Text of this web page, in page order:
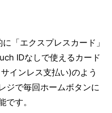
「エクスプレスカード」
IDなしで使えるカード
インレス支払い)のよう
ジで毎回ホームボタンに
です。